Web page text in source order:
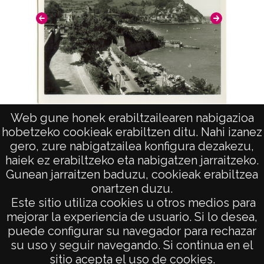
Web gune honek erabiltzailearen nabigazioa
hobetzeko cookieak erabiltzen ditu. Nahi izanez
gero, zure nabigatzailea konfigura dezakezu,
haiek ez erabiltzeko eta nabigatzen jarraitzeko.
Gunean jarraitzen baduzu, cookieak erabiltzea
onartzen duzu.
Este sitio utiliza cookies u otros medios para
mejorar la experiencia de usuario. Si lo desea,
puede configurar su navegador para rechazar
su uso y seguir navegando. Si continua en el
sitio acepta el uso de cookies.
Vistas panorámicas de San Sebastian.
Palacio Real y Monte Igueldo
AVISO LEGAL
POLÍTICA DE PRIVACIDAD
ACCESIBILIDAD
ATENCIÓN CIUDADANA